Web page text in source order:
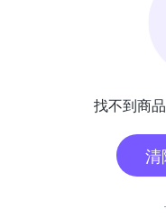
找不到商
清